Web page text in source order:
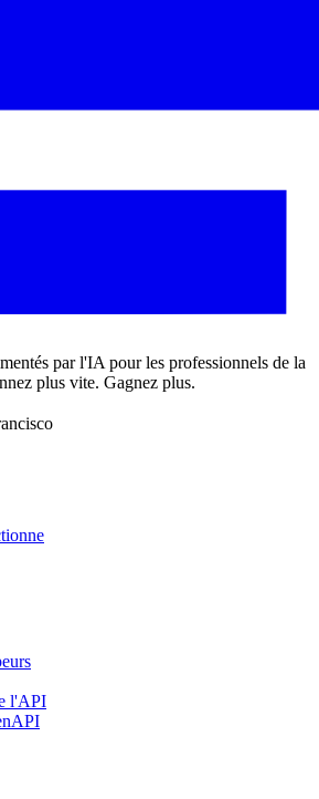
par l'IA pour les professionnels de la
plus vite. Gagnez plus.
l'API